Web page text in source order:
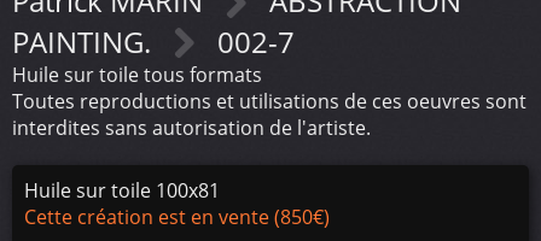
PAINTING.
002-7
Huile sur toile tous formats
Toutes reproductions et utilisations de ces oeuvres sont
interdites sans autorisation de l'artiste.
Huile sur toile 100x81
Cette création est en vente (850€)